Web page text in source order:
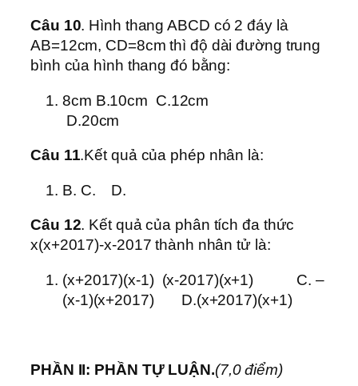
Câu 10. Hình thang ABCD có 2 đáy là
AB=12cm, CD=8cm thì độ dài đường trung
bình của hình thang đó bằng:
8cm B.10cm C.12cm
D.20cm
Câu 11.Kết quả của phép nhân là:
B. C. D.
Câu 12. Kết quả của phân tích đa thức
x(x+2017)-x-2017 thành nhân tử là:
(x+2017)(x-1) (x-2017)(x+1) C. –
(x-1)(x+2017) D.(x+2017)(x+1)
PHẦN II: PHẦN TỰ LUẬN.(7,0 điểm)